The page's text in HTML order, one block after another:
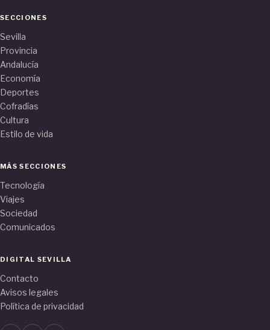
SECCIONES
Sevilla
Provincia
Andalucía
Economía
Deportes
Cofradías
Cultura
Estilo de vida
MÁS SECCIONES
Tecnología
Viajes
Sociedad
Comunicados
DIGITAL SEVILLA
Contacto
Avisos legales
Política de privacidad